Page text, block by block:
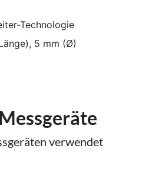
Technologie
5 mm (Ø)
verwendet